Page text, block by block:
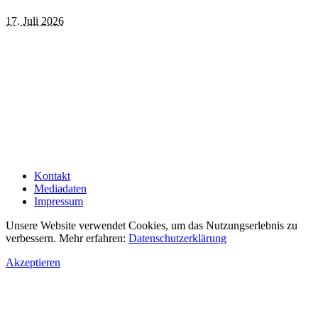
17. Juli 2026
Kontakt
Mediadaten
Impressum
Unsere Website verwendet Cookies, um das Nutzungserlebnis zu
verbessern. Mehr erfahren: Datenschutzerklärung
Akzeptieren